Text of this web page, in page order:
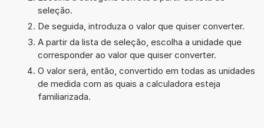
seleção.
De seguida, introduza o valor que quiser converter.
A partir da lista de seleção, escolha a unidade que
corresponder ao valor que quiser converter.
O valor será, então, convertido em todas as unidades
de medida com as quais a calculadora esteja
familiarizada.